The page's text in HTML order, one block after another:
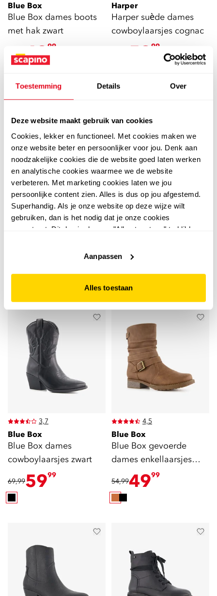
Toestemming Details Over
Deze website maakt gebruik van cookies
Cookies, lekker en functioneel. Met cookies maken we
onze website beter en persoonlijker voor jou. Denk aan
noodzakelijke cookies die de website goed laten werken
en analytische cookies waarmee we de website
verbeteren. Met marketing cookies laten we jou
persoonlijke content zien. Alles is dus op jou afgestemd.
Superhandig. Als je onze website op deze wijze wilt
gebruiken, dan is het nodig dat je onze cookies
accepteert. Dit doe je door op "Alles toestaan" te klikken.
website niet optimaal functioneert.
Aanpassen
Alles toestaan
Blue Box
Blue Box dames boots
met hak zwart
59,994999
Harper
Harper suède dames
cowboylaarsjes cognac
59 99
Harper
Harper leren dames
3,7
Nova
Nova hoge dames
59
3,7
Blue Box
Blue Box dames
cowboylaarsjes zwart
69,995999
4,5
Blue Box
Blue Box gevoerde
dames enkellaarsjes
met gesp cognac
54,994999